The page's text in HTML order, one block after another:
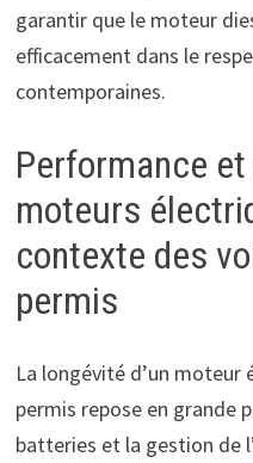
garantir que le moteur
efficacement dans le
contemporaines.
Performance
moteurs
contexte des
permis
La longévité d’un moteur
permis repose en grande
batteries et la gestion de